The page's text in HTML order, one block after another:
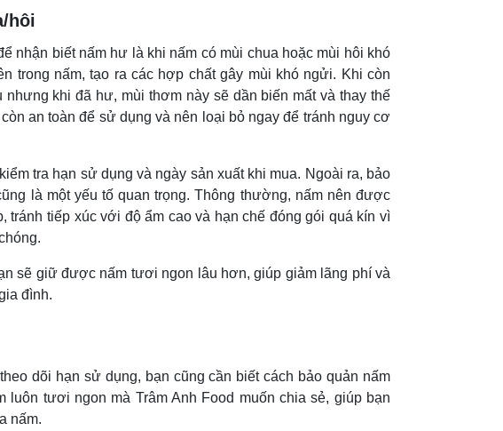
hôi
nhận biết nấm hư là khi nấm có mùi chua hoặc mùi hôi khó
trong nấm, tạo ra các hợp chất gây mùi khó ngửi. Khi còn
khi đã hư, mùi thơm này sẽ dần biến mất và thay thế
an toàn để sử dụng và nên loại bỏ ngay để tránh nguy cơ
tra hạn sử dụng và ngày sản xuất khi mua. Ngoài ra, bảo
là một yếu tố quan trọng. Thông thường, nấm nên được
tiếp xúc với độ ẩm cao và hạn chế đóng gói quá kín vì
sẽ giữ được nấm tươi ngon lâu hơn, giúp giảm lãng phí và
đình.
dõi hạn sử dụng, bạn cũng cần biết cách bảo quản nấm
tươi ngon mà Trâm Anh Food muốn chia sẻ, giúp bạn
nấm.